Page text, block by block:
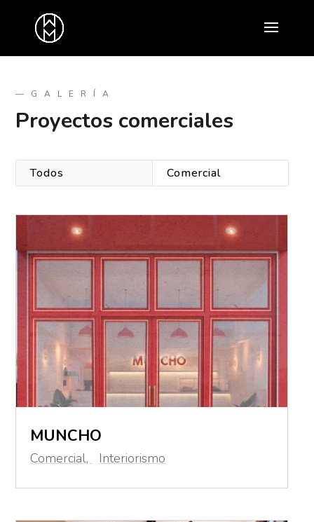
—GALERÍA
Proyectos comerciales
Todos Comercial
MUNCHO
Comercial, Interiorismo